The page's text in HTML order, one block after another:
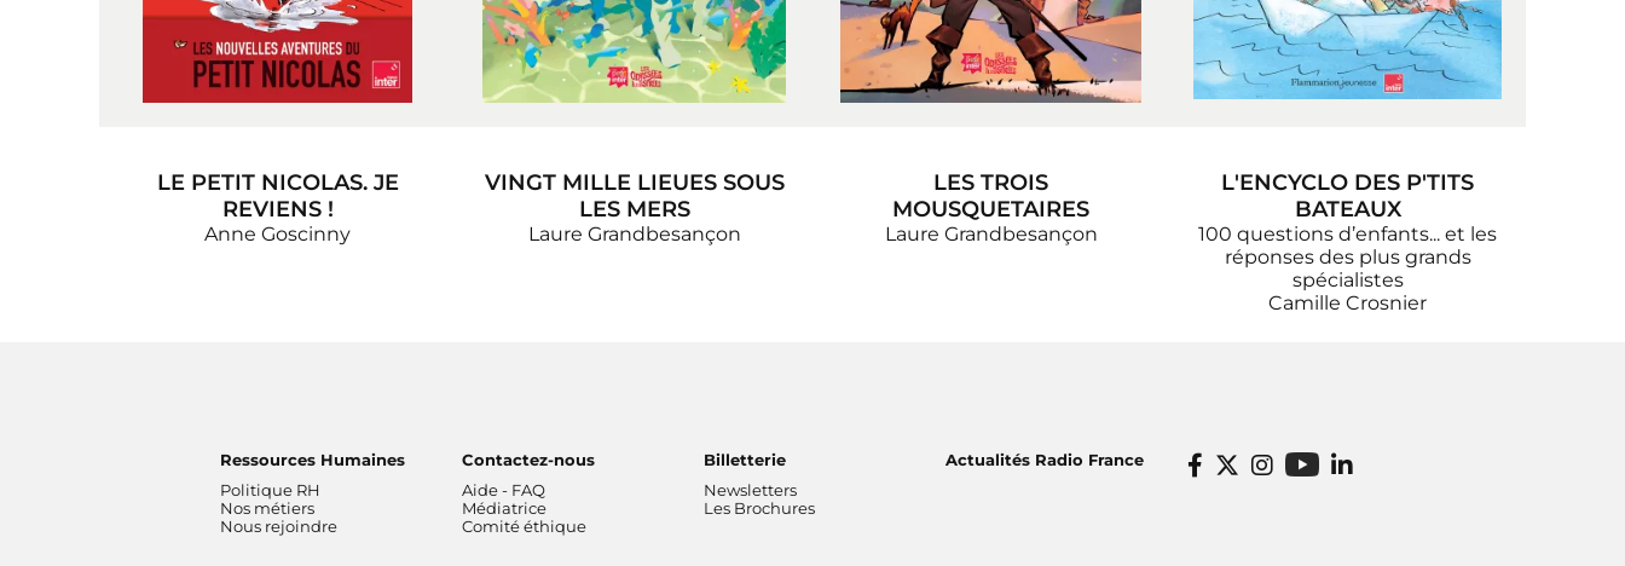
LE PETIT NICOLAS. JE
REVIENS !
Anne Goscinny
VINGT MILLE LIEUES SOUS
LES MERS
Laure Grandbesançon
LES TROIS
MOUSQUETAIRES
Laure Grandbesançon
L'ENCYCLO DES P'TITS
BATEAUX
100 questions d’enfants... et les
réponses des plus grands
spécialistes
Camille Crosnier
Ressources Humaines
Politique RH
Nos métiers
Nous rejoindre
Contactez-nous
Aide - FAQ
Médiatrice
Comité éthique
Billetterie
Newsletters
Les Brochures
Actualités Radio France